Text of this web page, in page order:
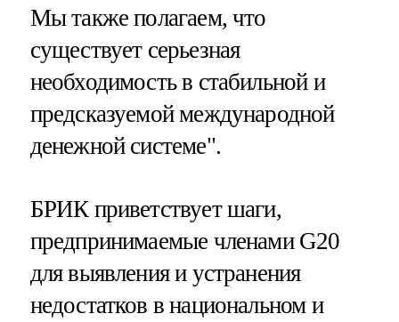
Мы также полагаем, что
существует серьезная
необходимость в стабильной и
предсказуемой международной
денежной системе".
БРИК приветствует шаги,
предпринимаемые членами G20
для выявления и устранения
недостатков в национальном и